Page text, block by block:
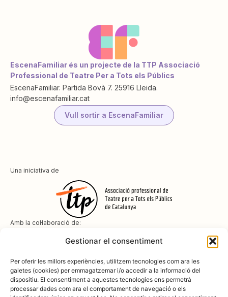
Gestionar el consentiment
Per oferir les millors experiències, utilitzem tecnologies com ara les
galetes (cookies) per emmagatzemar i/o accedir a la informació del
dispositiu. El consentiment a aquestes tecnologies ens permetrà
processar dades com ara el comportament de navegació o els
EscenaFamiliar és un projecte de la TTP Associació
Professional de Teatre Per a Tots els Públics
EscenaFamiliar. Partida Bovà 7. 25916 Lleida.
info@escenafamiliar.cat
Vull sortir a EscenaFamiliar
Una iniciativa de
Amb la col·laboració de:
Amb el suport de